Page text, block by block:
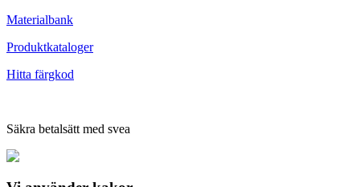
Materialbank
Produktkataloger
Hitta färgkod
Säkra betalsätt med svea